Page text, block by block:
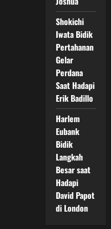
Shokichi
Iwata Bidik
Pertahanan
Gelar
Perdana
Saat Hadapi
Erik Badillo
Harlem
Eubank
Bidik
Langkah
Besar saat
Hadapi
David Papot
di London